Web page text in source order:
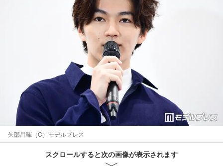
矢部昌暉（C）モデルプレス
スクロールすると次の画像が表示されます